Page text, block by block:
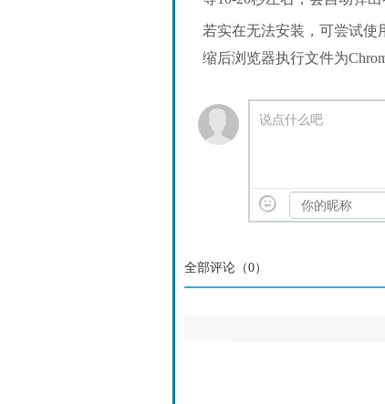
若实在无法安装，可尝试使
缩后浏览器执行文件为
说点什么吧
全部评论（0）